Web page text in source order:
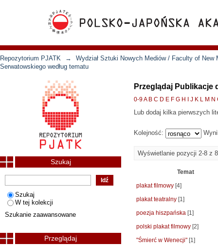
Repozytorium PJATK →
Wydział Sztuki Nowych Mediów / Faculty of New
Serwatowskiego według tematu
Przeglądaj Publikacje
0-9A B C D E F G H J K L M N
Lub dodaj kilka pierwszych
Kolejność:
Wyświetlanie pozycji 2-8 z 8
Temat
plakat filmowy [4]
plakat teatralny [1]
poezja hiszpańska [1]
polski plakat filmowy [2]
"Śmierć w Wenecji" [1]
Szukaj
Szukaj
W tej kolekcji
Szukanie zaawansowane
Przeglądaj